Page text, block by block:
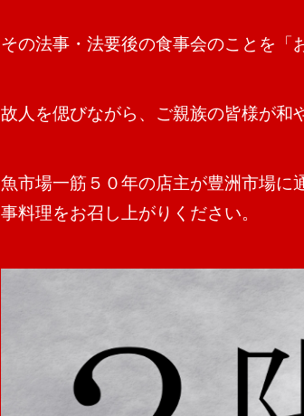
その法事・法要後の食事会のことを「
故人を偲びながら、ご親族の皆様が和
魚市場一筋５０年の店主が豊洲市場に
事料理をお召し上がりください。